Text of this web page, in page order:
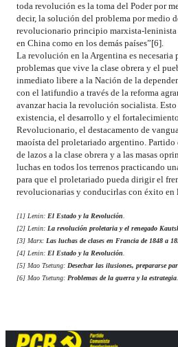
toda revolución es la toma del Poder por
decir, la solución del problema por medio
revolucionario principio marxista-
en China como en los demás países”[6].
La revolución en la Argentina es necesaria
problemas que vive la clase obrera y el
inmediato libere a la Nación de la
con el latifundio a través de la reforma
avanzar hacia la revolución socialista.
existencia, el desarrollo y el
Revolucionario, el destacamento de
maoísta del proletariado argentino.
de lazos a la clase obrera y a las masas
luchas en todos los terrenos practicando
para que el proletariado pueda dirigir el
revolucionarias y conducirlas con éxito en
[1] Lenin: El Estado y la Revolución.
[2] Lenin: La revolución proletaria y el renegado
[3] Marx: Las luchas de clases en Francia de 1848 a
[4] Lenin: El Estado y la Revolución.
[5] Mao Tsetung: Desechar las ilusiones, prepararse
[6] Mao Tsetung: Problemas de la guerra y la estrategia.